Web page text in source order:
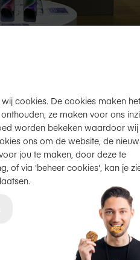
omringd door andere
je ook langs? Tot snel!
12:00 - 18:00
10:30 - 18:00
cookies. De cookies maken
ze maken voor ons
worden bekeken waardoor wij
ons om de website, de
jou te maken, door deze te
of via 'beheer cookies', kan je